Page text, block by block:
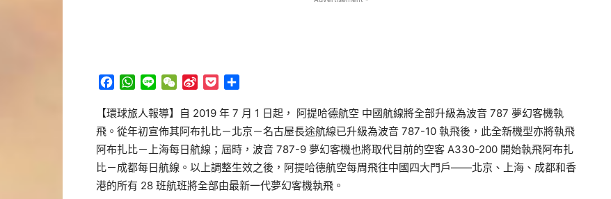
Facebook
WhatsApp
Line WeChat
Sina
Pocket
【環球旅人報導】自 2019 年 7 月 1 日起， 阿提哈德航空 中國航線將全部升級為波音 787 夢幻客機執
飛。從年初宣佈其阿布扎比－北京－名古屋長途航線已升級為波音 787-10 執飛後，此全新機型亦將執飛
阿布扎比－上海每日航線；屆時，波音 787-9 夢幻客機也將取代目前的空客 A330-200 開始執飛阿布扎
比－成都每日航線。以上調整生效之後，阿提哈德航空每周飛往中國四大門戶——北京、上海、成都和香
港的所有 28 班航班將全部由最新一代夢幻客機執飛。